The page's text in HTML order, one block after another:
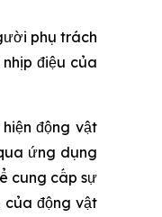
phụ trách
điệu của
động vật
ứng dụng
cung cấp sự
của động vật